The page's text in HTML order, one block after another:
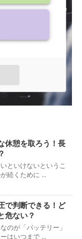
休憩を取ろう！長
といけないというこ
続くために ...
で判断できる！ど
危ない？
のが「バッテリー」
はいつまで ...